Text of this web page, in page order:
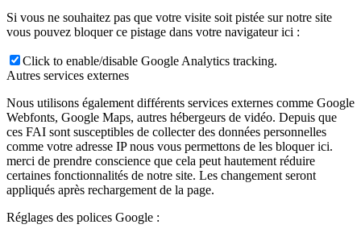
Si vous ne souhaitez pas que votre visite soit pistée sur notre site
vous pouvez bloquer ce pistage dans votre navigateur ici :
Click to enable/disable Google Analytics tracking.
Autres services externes
Nous utilisons également différents services externes comme Google
Webfonts, Google Maps, autres hébergeurs de vidéo. Depuis que
ces FAI sont susceptibles de collecter des données personnelles
comme votre adresse IP nous vous permettons de les bloquer ici.
merci de prendre conscience que cela peut hautement réduire
certaines fonctionnalités de notre site. Les changement seront
appliqués après rechargement de la page.
Réglages des polices Google :